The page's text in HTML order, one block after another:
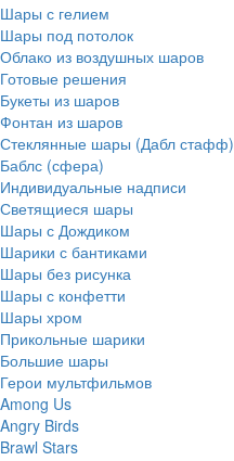
Шары с гелием
Шары под потолок
Облако из воздушных шаров
Готовые решения
Букеты из шаров
Фонтан из шаров
Стеклянные шары (Дабл стафф)
Баблс (сфера)
Индивидуальные надписи
Светящиеся шары
Шары с Дождиком
Шарики с бантиками
Шары без рисунка
Шары с конфетти
Шары хром
Прикольные шарики
Большие шары
Герои мультфильмов
Among Us
Angry Birds
Brawl Stars